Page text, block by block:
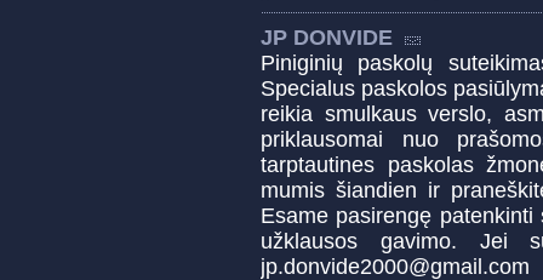
JP DONVIDE
Piniginių paskolų
Specialus paskolos
reikia smulkaus verslo,
priklausomai nuo
tarptautines paskolas
mumis šiandien ir
Esame pasirengę
užklausos gavimo. Jei
jp.donvide2000@gmail.com